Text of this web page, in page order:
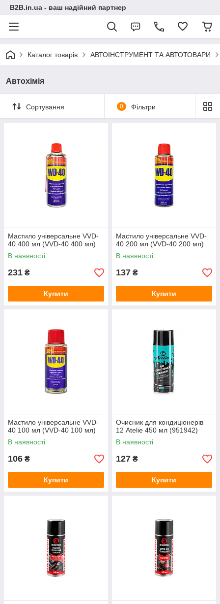
B2B.in.ua - ваш надійний партнер
Каталог товарів АВТОІНСТРУМЕНТ ТА АВТОТОВАРИ
Автохімія
Сортування 0 Фільтри
Мастило універсальне VVD-
40 400 мл (VVD-40 400 мл)
В наявності
231 ₴
Купити
Мастило універсальне VVD-
40 200 мл (VVD-40 200 мл)
В наявності
137 ₴
Купити
Мастило універсальне VVD-
40 100 мл (VVD-40 100 мл)
В наявності
106 ₴
Купити
Очисник для кондиціонерів
12 Atelie 450 мл (951942)
В наявності
127 ₴
Купити